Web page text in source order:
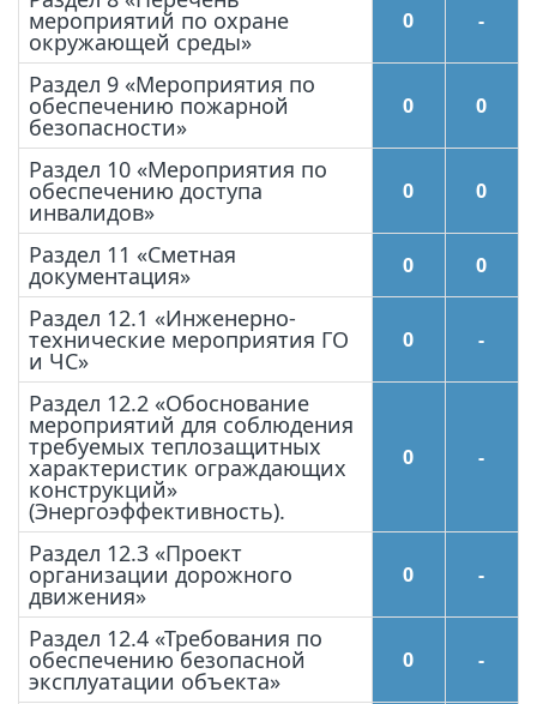
мероприятий по охране
окружающей среды»
0 -
Раздел 9 «Мероприятия по
обеспечению пожарной
безопасности»
0 0
Раздел 10 «Мероприятия по
обеспечению доступа
инвалидов»
0 0
Раздел 11 «Сметная
документация» 0 0
Раздел 12.1 «Инженерно-
технические мероприятия ГО
и ЧС»
0 -
Раздел 12.2 «Обоснование
мероприятий для соблюдения
требуемых теплозащитных
характеристик ограждающих
конструкций»
(Энергоэффективность).
0 -
Раздел 12.3 «Проект
организации дорожного
движения»
0 -
Раздел 12.4 «Требования по
обеспечению безопасной
эксплуатации объекта»
0 -